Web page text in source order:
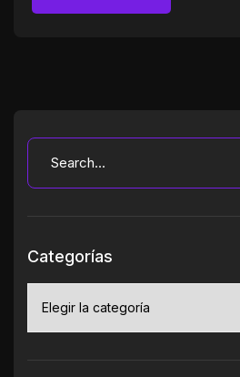
Categorías